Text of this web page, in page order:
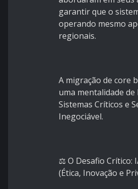
garantir que o
operando mesmo
regionais.
A migração de core
uma mentalidade
Sistemas Críticos e
Inegociável.
⚖️ O Desafio Crítico:
(Ética, Inovação e